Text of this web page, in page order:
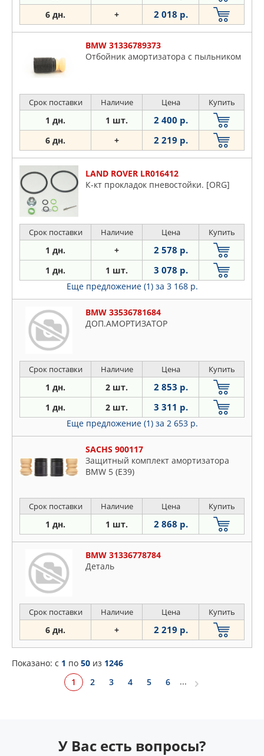
6 дн. + 2 018 р.
BMW 31336789373
Отбойник амортизатора с пыльником
Срок поставки Наличие Цена Купить
1 дн. 1 шт. 2 400 р.
6 дн. + 2 219 р.
LAND ROVER LR016412
К-кт прокладок пневостойки. [ORG]
Срок поставки Наличие Цена Купить
1 дн. + 2 578 р.
1 дн. 1 шт. 3 078 р.
Еще предложение (1) за 3 168 р.
BMW 33536781684
ДОП.АМОРТИЗАТОР
Срок поставки Наличие Цена Купить
1 дн. 2 шт. 2 853 р.
1 дн. 2 шт. 3 311 р.
Еще предложение (1) за 2 653 р.
SACHS 900117
Защитный комплект амортизатора
BMW 5 (E39)
Срок поставки Наличие Цена Купить
1 дн. 1 шт. 2 868 р.
BMW 31336778784
Деталь
Срок поставки Наличие Цена Купить
6 дн. + 2 219 р.
Показано: c 1 по 50 из 1246
1
2 3 4 5 6 ...
У Вас есть вопросы?